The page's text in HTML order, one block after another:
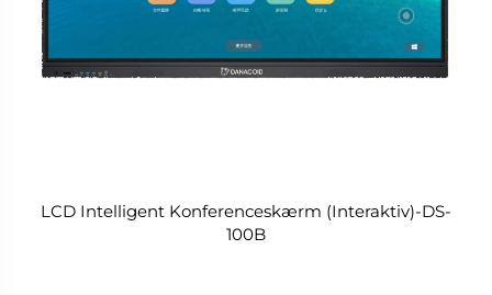
LCD Intelligent Konferenceskærm (Interaktiv)-DS-
100B